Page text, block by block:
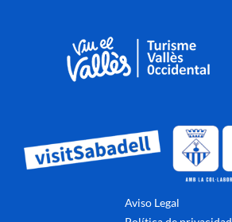
Aviso Legal